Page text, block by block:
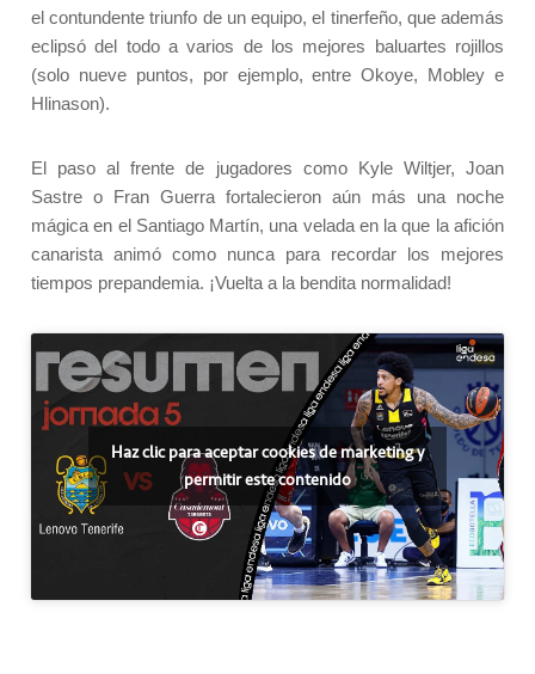
el contundente triunfo de un equipo, el tinerfeño, que además
eclipsó del todo a varios de los mejores baluartes rojillos
(solo nueve puntos, por ejemplo, entre Okoye, Mobley e
Hlinason).
El paso al frente de jugadores como Kyle Wiltjer, Joan
Sastre o Fran Guerra fortalecieron aún más una noche
mágica en el Santiago Martín, una velada en la que la afición
canarista animó como nunca para recordar los mejores
tiempos prepandemia. ¡Vuelta a la bendita normalidad!
Haz clic para aceptar cookies de marketing y
permitir este contenido